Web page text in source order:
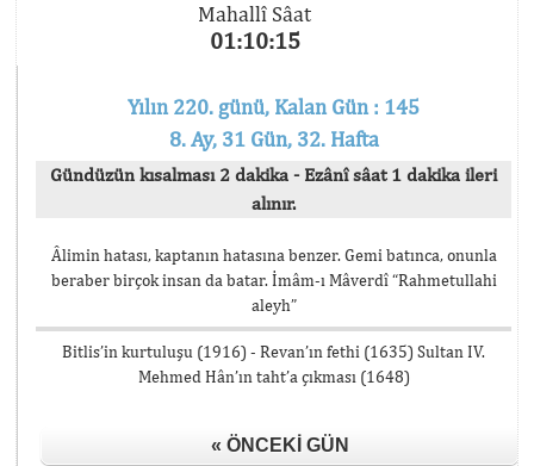
Mahallî Sâat
01:10:15
Yılın 220. günü, Kalan Gün : 145
8. Ay, 31 Gün, 32. Hafta
Gündüzün kısalması 2 dakika - Ezânî sâat 1 dakika ileri
alınır.
Âlimin hatası, kaptanın hatasına benzer. Gemi batınca, onunla
beraber birçok insan da batar. İmâm-ı Mâverdî “Rahmetullahi
aleyh”
Bitlis’in kurtuluşu (1916) - Revan’ın fethi (1635) Sultan IV.
Mehmed Hân’ın taht’a çıkması (1648)
« ÖNCEKI GÜN